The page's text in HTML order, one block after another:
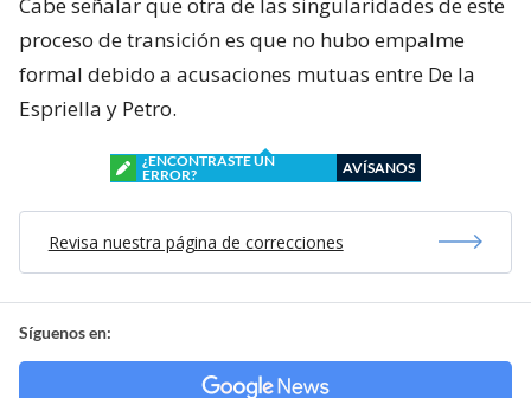
proceso de transición es que no hubo empalme
formal debido a acusaciones mutuas entre De la
Espriella y Petro.
¿ENCONTRASTE UN
ERROR?
AVÍSANOS
Revisa nuestra página de correcciones
Síguenos en: